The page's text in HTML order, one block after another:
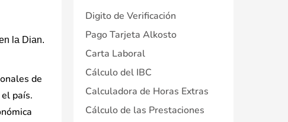
la Dian.
de
país.
Digito de Verificación
Pago Tarjeta Alkosto
Carta Laboral
Cálculo del IBC
Calculadora de Horas Extras
Cálculo de las Prestaciones